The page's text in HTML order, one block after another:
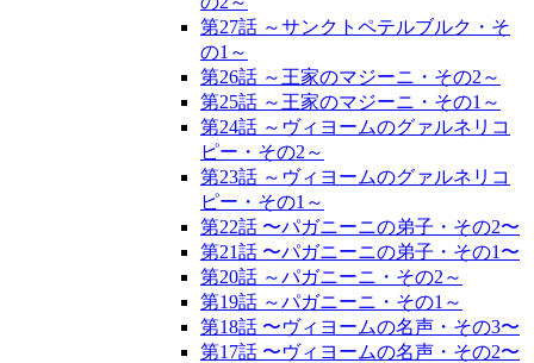
第27話 ～サンクトペテルブルク・そ
の1～
第26話 ～王家のマジーニ・その2～
第25話 ～王家のマジーニ・その1～
第24話 ～ヴィヨームのグァルネリコ
ピー・その2～
第23話 ～ヴィヨームのグァルネリコ
ピー・その1～
第22話 〜パガニーニの弟子・その2〜
第21話 〜パガニーニの弟子・その1〜
第20話 ～パガニーニ・その2～
第19話 ～パガニーニ・その1～
第18話 〜ヴィヨームの名声・その3〜
第17話 〜ヴィヨームの名声・その2〜